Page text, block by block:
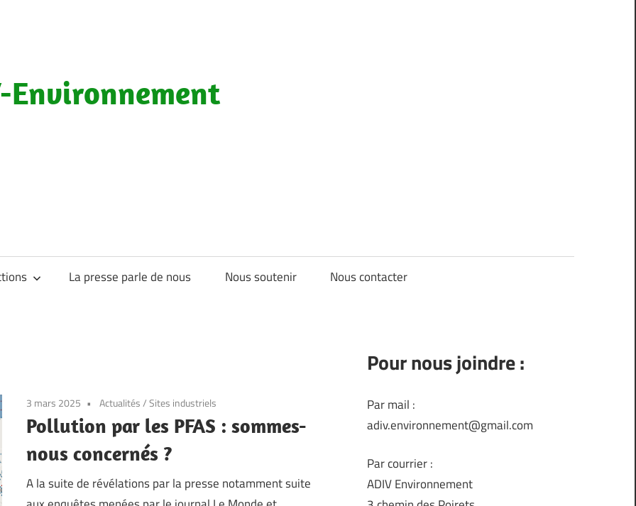
Environnement
La presse parle de nous Nous soutenir Nous contacter
3 mars 2025 Actualités/Sites industriels
Pollution par les PFAS : sommes-
nous concernés ?
A la suite de révélations par la presse notamment suite
Pour nous joindre :
Par mail :
adiv.environnement@gmail.com
Par courrier :
ADIV Environnement